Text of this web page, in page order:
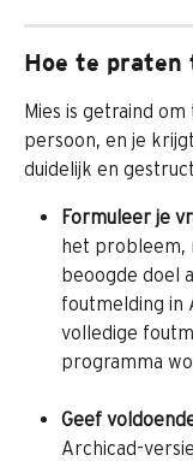
Hoe te praten
Mies is getraind
persoon, en je
duidelijk en
Formuleer je
het probleem,
beoogde doel
foutmelding in
volledige
programma
Geef
Archicad-